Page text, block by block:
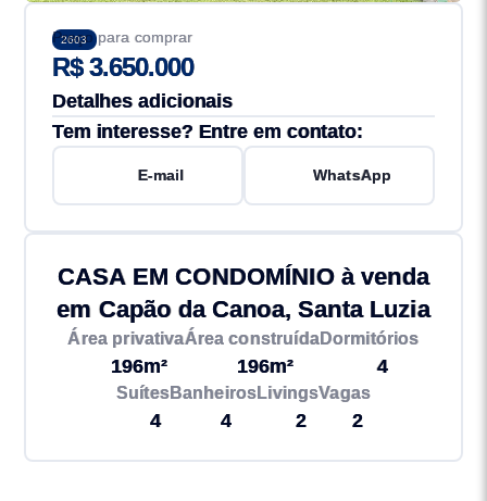
2603
Preço para comprar
R$ 3.650.000
Detalhes adicionais
Tem interesse? Entre em contato:
E-mail WhatsApp
CASA EM CONDOMÍNIO à venda
em Capão da Canoa, Santa Luzia
Área privativa
196m²
Área construída
196m²
Dormitórios
4
Suítes
4
Banheiros
4
Livings
2
Vagas
2